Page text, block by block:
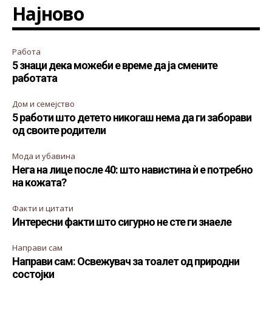
Најново
Работа
5 знаци дека можеби е време да ја смените
работата
Дом и семејство
5 работи што детето никогаш нема да ги заборави
од своите родители
Мода и убавина
Нега на лице после 40: што навистина ѝ е потребно
на кожата?
Факти и цитати
Интересни факти што сигурно не сте ги знаеле
Направи сам
Направи сам: Освежувач за тоалет од природни
состојки